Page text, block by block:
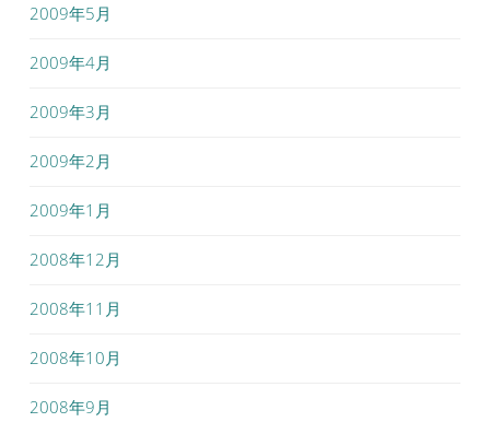
2009年5月
2009年4月
2009年3月
2009年2月
2009年1月
2008年12月
2008年11月
2008年10月
2008年9月